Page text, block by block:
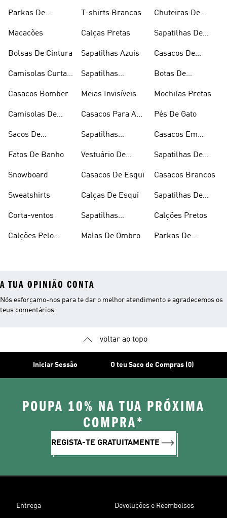
Parkas De
Macacões
Bolsas De Cintura
Camisolas Curtas
Casacos Bomber
Camisolas De
Sacos De
Fatos De Banho
Snowboard
Sweatshirts
Corta-ventos
Calções Pelo
T-shirts Brancas
Calças Pretas
Sapatilhas Azuis
Sapatilhas
Meias Invisíveis
Casacos Para A
Sapatilhas
Vestuário De
Casacos De Esqui
Calças De Esqui
Sapatilhas
Malas De Ombro
Chuteiras De
Sapatilhas De
Casacos De
Botas De
Mochilas Pretas
Pés De Gato
Casacos Em
Sapatilhas De
Casacos Brancos
Sapatilhas De
Calções Pretos
Parkas De
A TUA OPINIÃO CONTA
Nós esforçamo-nos para te dar o melhor atendimento e agradecemos os
teus comentários.
voltar ao topo
Iniciar Sessão O teu Saco de Compras (0)
POUPA 10% NA TUA PRÓXIMA
COMPRA*
REGISTA-TE GRATUITAMENTE
Entrega Devoluções e Reembolsos